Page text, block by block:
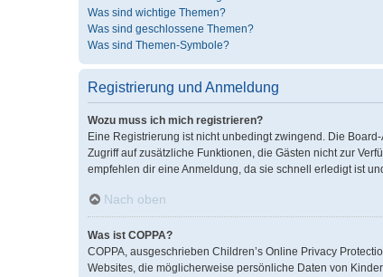
Was sind wichtige Themen?
Was sind geschlossene Themen?
Was sind Themen-Symbole?
Registrierung und Anmeldung
Wozu muss ich mich registrieren?
Eine Registrierung ist nicht unbedingt zwingend. Die
Zugriff auf zusätzliche Funktionen, die Gästen nicht zur
empfehlen dir eine Anmeldung, da sie schnell erledigt ist
Nach oben
Was ist COPPA?
COPPA, ausgeschrieben Children’s Online Privacy
Websites, die möglicherweise persönliche Daten von